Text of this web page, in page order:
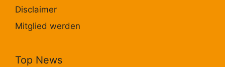
Disclaimer
Mitglied werden
Top News